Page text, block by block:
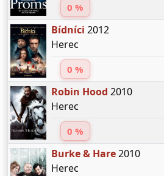
0 %
Bídníci 2012
Herec
0 %
Robin Hood 2010
Herec
0 %
Burke & Hare2010
Herec